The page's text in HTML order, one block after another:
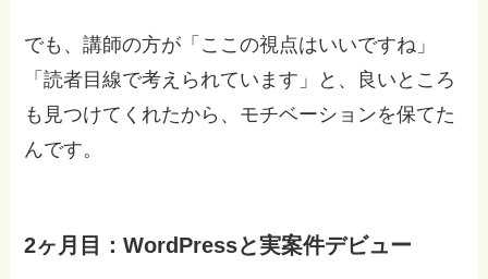
でも、講師の方が「ここの視点はいいですね」
「読者目線で考えられています」と、良いところ
も見つけてくれたから、モチベーションを保てた
んです。
2ヶ月目：WordPressと実案件デビュー